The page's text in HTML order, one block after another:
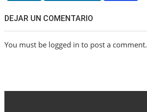
DEJAR UN COMENTARIO
You must be logged in to post a comment.